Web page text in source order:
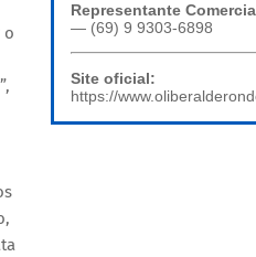
o
Representante
— (69) 9 9303-6898
Site oficial:
https://